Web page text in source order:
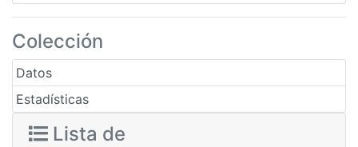
Colección
Datos
Estadísticas
Lista de